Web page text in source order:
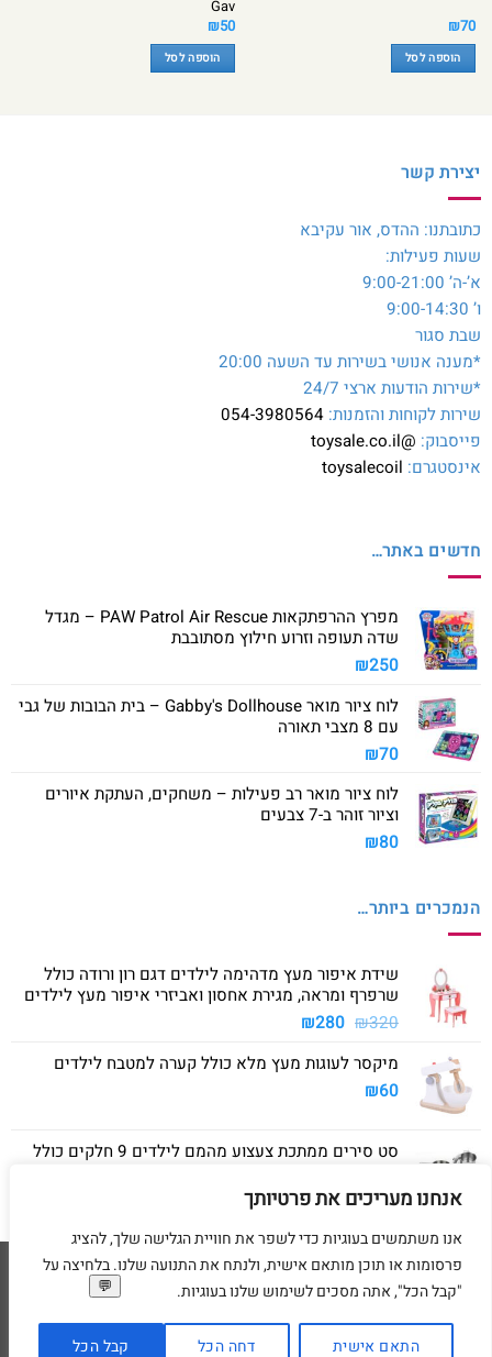
אנחנו מעריכים את פרטיותך
אנו משתמשים בעוגיות כדי לשפר את חוויית הגלישה שלך, להציג
פרסומות או תוכן מותאם אישית, ולנתח את התנועה שלנו. בלחיצה על
"קבל הכל", אתה מסכים לשימוש שלנו בעוגיות.
התאם אישית דחה הכל קבל הכל
₪70
הוספה לסל
Gav
₪50
הוספה לסל
יצירת קשר
כתובתנו: ההדס, אור עקיבא
שעות פעילות:
א’-ה’ 9:00-21:00
ו’ 9:00-14:30
שבת סגור
*מענה אנושי בשירות עד השעה 20:00
*שירות הודעות ארצי 24/7
שירות לקוחות והזמנות: 054-3980564
פייסבוק: @toysale.co.il
אינסטגרם: toysalecoil
חדשים באתר…
מפרץ ההרפתקאות PAW Patrol Air Rescue – מגדל
שדה תעופה וזרוע חילוץ מסתובבת
₪250
לוח ציור מואר Gabby's Dollhouse – בית הבובות של גבי
עם 8 מצבי תאורה
₪70
לוח ציור מואר רב פעילות – משחקים, העתקת איורים
וציור זוהר ב-7 צבעים
₪80
הנמכרים ביותר…
שידת איפור מעץ מדהימה לילדים דגם רון ורודה כולל
שרפרף ומראה, מגירת אחסון ואביזרי איפור מעץ לילדים
₪320
המחיר
היה:
₪280 המחיר
הוא:
מיקסר לעוגות מעץ מלא כולל קערה למטבח לילדים
₪60
סט סירים ממתכת צעצוע מהמם לילדים 9 חלקים כולל
₪40
Visa
MasterCard
American
Express
Visa
דף הבית מדיניות משלוחים מדיניות החזרת מוצרים תקנון מדיניות פרטיות
בקשת מחיקת פרטים אישיים